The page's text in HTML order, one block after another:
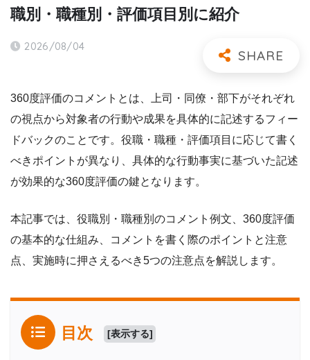
職別・職種別・評価項目別に紹介
2026/08/04
360度評価のコメントとは、上司・同僚・部下がそれぞれ
の視点から対象者の行動や成果を具体的に記述するフィー
ドバックのことです。役職・職種・評価項目に応じて書く
べきポイントが異なり、具体的な行動事実に基づいた記述
が効果的な360度評価の鍵となります。
本記事では、役職別・職種別のコメント例文、360度評価
の基本的な仕組み、コメントを書く際のポイントと注意
点、実施時に押さえるべき5つの注意点を解説します。
目次 [表示する]